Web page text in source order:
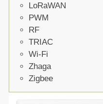
LoRaWAN
PWM
RF
TRIAC
Wi-Fi
Zhaga
Zigbee